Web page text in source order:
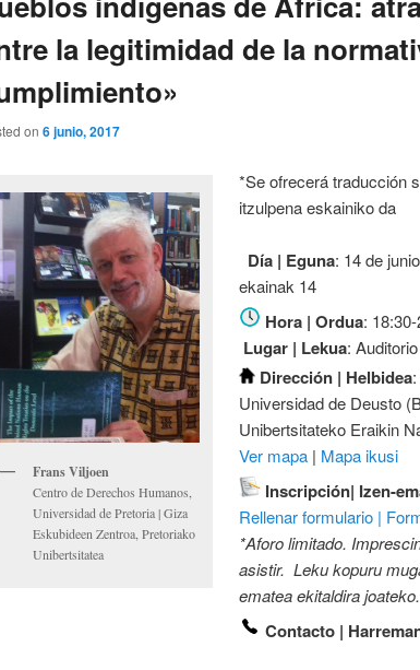
la legitimidad de la
on 6 junio, 2017
Frans Viljoen
Centro de Derechos Humanos,
Universidad de Pretoria | Giza
Eskubideen Zentroa, Pretoriako
Unibertsitatea
*Se ofrecerá traducción
itzulpena eskainiko da
Día | Eguna: 14 de
ekainak 14
Hora | Ordua:
Lugar | Lekua:
Dirección | Helbidea
Universidad de Deusto
Unibertsitateko Eraikin
Ver mapa | Mapa ikusi
Inscripción| Izen-
Rellenar formulario |
*Aforo limitado.
asistir. Leku kopuru
ematea ekitaldira joateko.
Contacto |